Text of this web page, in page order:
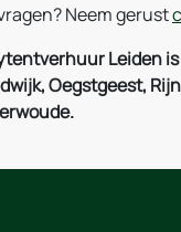
Neem gerust
Leiden
Oegstgeest,